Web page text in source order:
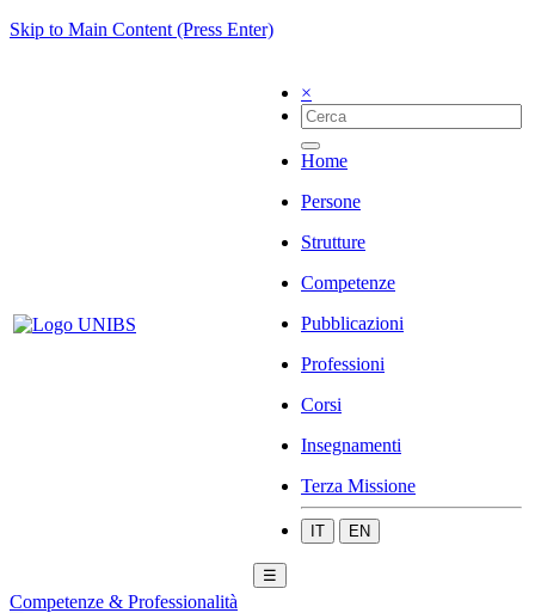
Skip to Main Content (Press Enter)
×
Home
Persone
Strutture
Competenze
Pubblicazioni
Professioni
Corsi
Insegnamenti
Terza Missione
IT EN
☰
Competenze & Professionalità